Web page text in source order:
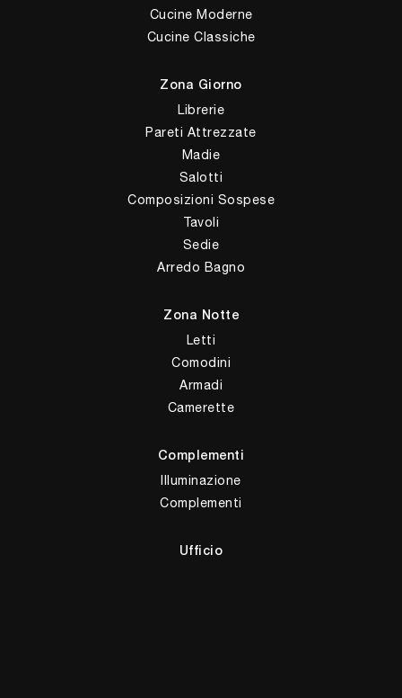
Cucine Moderne
Cucine Classiche
Zona Giorno
Librerie
Pareti Attrezzate
Madie
Salotti
Composizioni Sospese
Tavoli
Sedie
Arredo Bagno
Zona Notte
Letti
Comodini
Armadi
Camerette
Complementi
Illuminazione
Complementi
Ufficio